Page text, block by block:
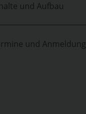
und Aufbau
und Anmeldung